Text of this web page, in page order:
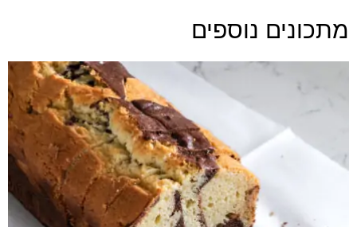
מתכונים נוספים